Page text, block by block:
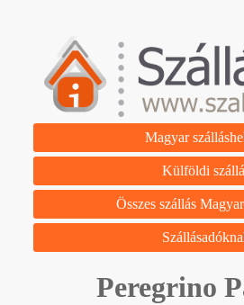
Magyar
Külföldi
Összes szállás
Peregrino